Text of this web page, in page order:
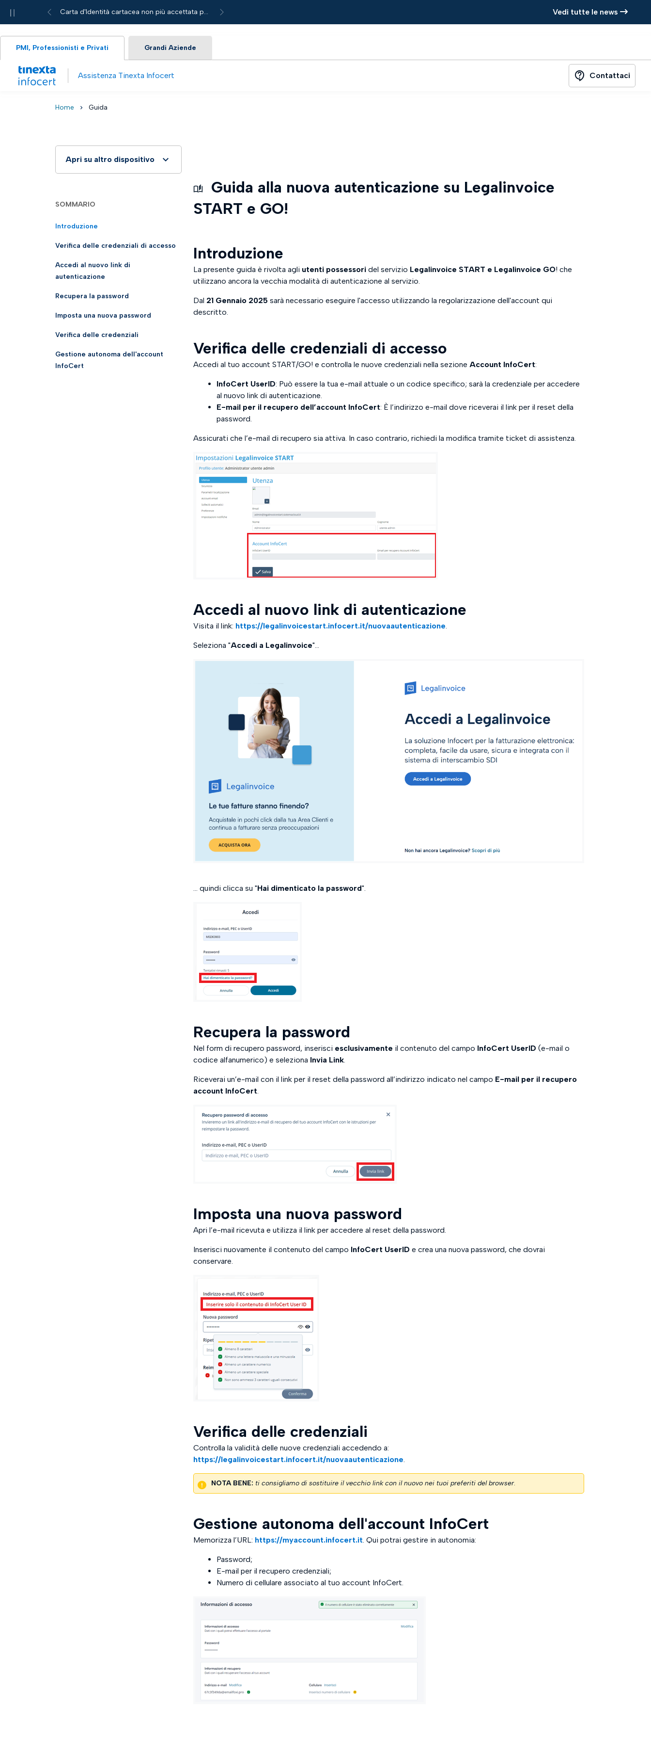
Pause Carta d'Identità cartacea non più accettata per le richieste di servizi Tinexta Infocert Nuova App Legalmail Mobile
Previous Next
Vedi tutte le news
PMI, Professionisti e Privati Grandi Aziende
Assistenza Tinexta Infocert contact_support Contattaci
Home chevron_right Guida
Apri su altro dispositivo
per seguire la guida passo
SOMMARIO
Introduzione
Verifica delle credenziali di accesso
Accedi al nuovo link di
autenticazione
Recupera la password
Imposta una nuova password
Verifica delle credenziali
Gestione autonoma dell'account
InfoCert
Guida alla nuova autenticazione su Legalinvoice
START e GO!
Introduzione
La presente guida è rivolta agli utenti possessori del servizio Legalinvoice START e Legalinvoice GO! che
utilizzano ancora la vecchia modalità di autenticazione al servizio.
Dal 21 Gennaio 2025 sarà necessario eseguire l'accesso utilizzando la regolarizzazione dell'account qui
descritto.
Verifica delle credenziali di accesso
Accedi al tuo account START/GO! e controlla le nuove credenziali nella sezione Account InfoCert:
InfoCert UserID: Può essere la tua e-mail attuale o un codice specifico; sarà la credenziale per accedere
al nuovo link di autenticazione.
E-mail per il recupero dell’account InfoCert: È l’indirizzo e-mail dove riceverai il link per il reset della
password.
Assicurati che l’e-mail di recupero sia attiva. In caso contrario, richiedi la modifica tramite ticket di assistenza.
Accedi al nuovo link di autenticazione
Visita il link: https://legalinvoicestart.infocert.it/nuovaautenticazione
Seleziona "Accedi a Legalinvoice"...
... quindi clicca su "Hai dimenticato la password".
Recupera la password
Nel form di recupero password, inserisci esclusivamente il contenuto del campo InfoCert UserID (e-mail o
codice alfanumerico) e seleziona Invia Link.
Riceverai un’e-mail con il link per il reset della password all’indirizzo indicato nel campo E-mail per il recupero
account InfoCert.
Imposta una nuova password
Apri l’e-mail ricevuta e utilizza il link per accedere al reset della password.
Inserisci nuovamente il contenuto del campo InfoCert UserID e crea una nuova password, che dovrai
conservare.
Verifica delle credenziali
Controlla la validità delle nuove credenziali accedendo a:
https://legalinvoicestart.infocert.it/nuovaautenticazione.
NOTA BENE: ti consigliamo di sostituire il vecchio link con il nuovo nei tuoi preferiti del browser.
Gestione autonoma dell'account InfoCert
Memorizza l’URL: https://myaccount.infocert.it. Qui potrai gestire in autonomia:
Password;
E-mail per il recupero credenziali;
Numero di cellulare associato al tuo account InfoCert.